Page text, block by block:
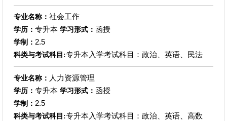
专业名称： 社会工作
学历： 专升本 学习形式： 函授
学制： 2.5
科类与考试科目:专升本入学考试科目：政治、英语、民法
专业名称： 人力资源管理
学历： 专升本 学习形式： 函授
学制： 2.5
科类与考试科目:专升本入学考试科目：政治、英语、高数